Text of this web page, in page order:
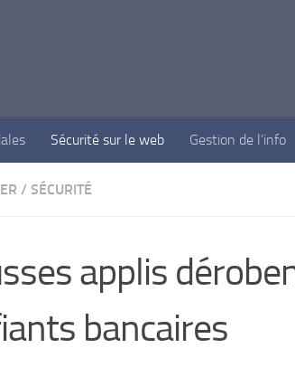
Sécurité sur le web Gestion de l’info
/ SÉCURITÉ
applis
bancaires